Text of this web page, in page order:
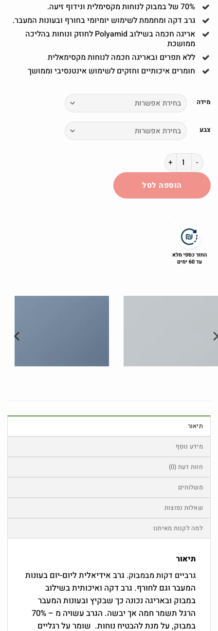
70% של במבוק לנוחות מקסימלית ונידוף זיעה.
גרב דקה ומחממת לשימוש יומיומי בחורף ובעונות המעבר.
אריגה חכמה בשילוב Polyamid לחוזק ונוחות בהליכה
ממושכת
ללא תפרים ובאריגה חכמה לנוחות מקסימאלית
חומרים איכותיים וחזקים לשימוש אינטנסיבי וממושך
מידה
צבע
כמות של גרב במבוק Aare עם 60% במבוק - דגם #75142
הוספה לסל
תיאור
מידע נוסף
חוות דעת (0)
משלוחים
שאלות נפוצות
למה לקנות מאיתנו
תיאור
גרביים דקות מבמבוק. גרב אידיאלית ליום-יום בעונות
המעבר וגם לחורף. גרב דקה ואיכותית בשילוב
במבוק ובאריגה נכונה כך שבקיץ ובעונות המעבר
הרגל תשמר חמה אך יבשה. הגרב עשויה מ – 70%
במבוק, על מנת להבטיח נוחות. שומר על רגליים